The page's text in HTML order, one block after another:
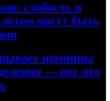
слабость и
могут быть
причины
— вот что